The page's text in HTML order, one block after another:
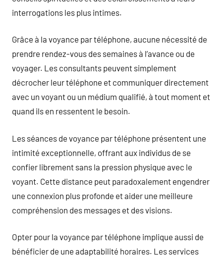
interrogations les plus intimes.
Grâce à la voyance par téléphone, aucune nécessité de
prendre rendez-vous des semaines à l’avance ou de
voyager. Les consultants peuvent simplement
décrocher leur téléphone et communiquer directement
avec un voyant ou un médium qualifié, à tout moment et
quand ils en ressentent le besoin.
Les séances de voyance par téléphone présentent une
intimité exceptionnelle, offrant aux individus de se
confier librement sans la pression physique avec le
voyant. Cette distance peut paradoxalement engendrer
une connexion plus profonde et aider une meilleure
compréhension des messages et des visions.
Opter pour la voyance par téléphone implique aussi de
bénéficier de une adaptabilité horaires. Les services